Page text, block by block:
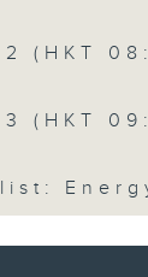
2 (HKT
3 (HKT